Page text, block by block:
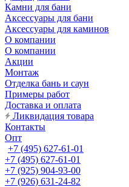
Камни для бани
Аксессуары для бани
Аксессуары для каминов
О компании
О компании
Акции
Монтаж
Отделка бань и саун
Примеры работ
Доставка и оплата
Ликвидация товара
Контакты
Опт
+7 (495) 627-61-01
+7 (495) 627-61-01
+7 (925) 904-93-00
+7 (926) 631-24-82